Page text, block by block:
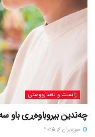
زانست و تەندرووستی
چەندین بیروباوەڕی باو
حوزه‌یران 6, 2025